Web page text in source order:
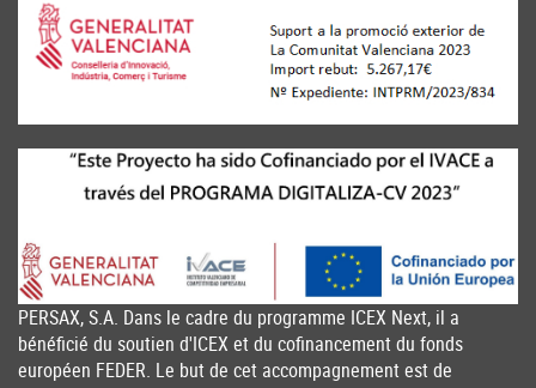
PERSAX, S.A. Dans le cadre du programme ICEX Next, il a
bénéficié du soutien d'ICEX et du cofinancement du fonds
européen FEDER. Le but de cet accompagnement est de